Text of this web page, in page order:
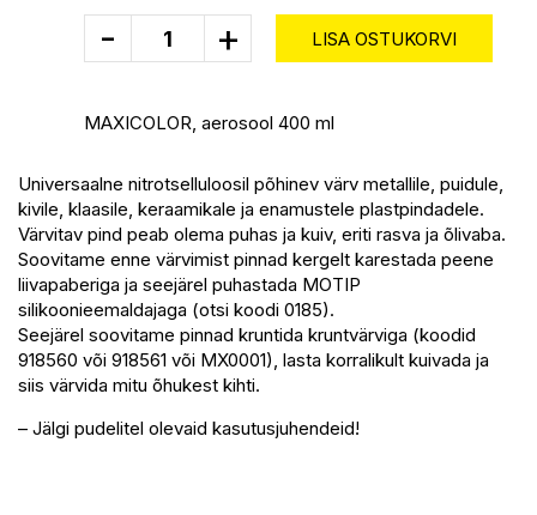
- + LISA OSTUKORVI
MAXICOLOR, aerosool 400 ml
Universaalne nitrotselluloosil põhinev värv metallile, puidule,
kivile, klaasile, keraamikale ja enamustele plastpindadele.
Värvitav pind peab olema puhas ja kuiv, eriti rasva ja õlivaba.
Soovitame enne värvimist pinnad kergelt karestada peene
liivapaberiga ja seejärel puhastada MOTIP
silikoonieemaldajaga (otsi koodi 0185).
Seejärel soovitame pinnad kruntida kruntvärviga (koodid
918560 või 918561 või MX0001), lasta korralikult kuivada ja
siis värvida mitu õhukest kihti.
– Jälgi pudelitel olevaid kasutusjuhendeid!